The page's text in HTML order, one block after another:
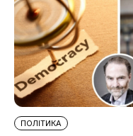
ПОЛІТИКА